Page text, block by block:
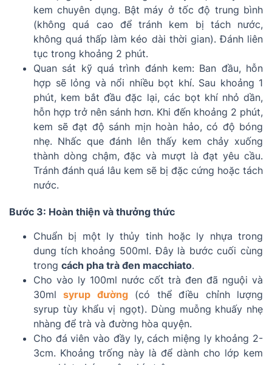
kem chuyên dụng. Bật máy ở tốc độ trung bình
(không quá cao để tránh kem bị tách nước,
không quá thấp làm kéo dài thời gian). Đánh liên
tục trong khoảng 2 phút.
Quan sát kỹ quá trình đánh kem: Ban đầu, hỗn
hợp sẽ lỏng và nổi nhiều bọt khí. Sau khoảng 1
phút, kem bắt đầu đặc lại, các bọt khí nhỏ dần,
hỗn hợp trở nên sánh hơn. Khi đến khoảng 2 phút,
kem sẽ đạt độ sánh mịn hoàn hảo, có độ bóng
nhẹ. Nhấc que đánh lên thấy kem chảy xuống
thành dòng chậm, đặc và mượt là đạt yêu cầu.
Tránh đánh quá lâu kem sẽ bị đặc cứng hoặc tách
nước.
Bước 3: Hoàn thiện và thưởng thức
Chuẩn bị một ly thủy tinh hoặc ly nhựa trong
dung tích khoảng 500ml. Đây là bước cuối cùng
trong cách pha trà đen macchiato.
Cho vào ly 100ml nước cốt trà đen đã nguội và
30mlsyrup đường(có thể điều chỉnh lượng
syrup tùy khẩu vị ngọt). Dùng muỗng khuấy nhẹ
nhàng để trà và đường hòa quyện.
Cho đá viên vào đầy ly, cách miệng ly khoảng 2-
3cm. Khoảng trống này là để dành cho lớp kem